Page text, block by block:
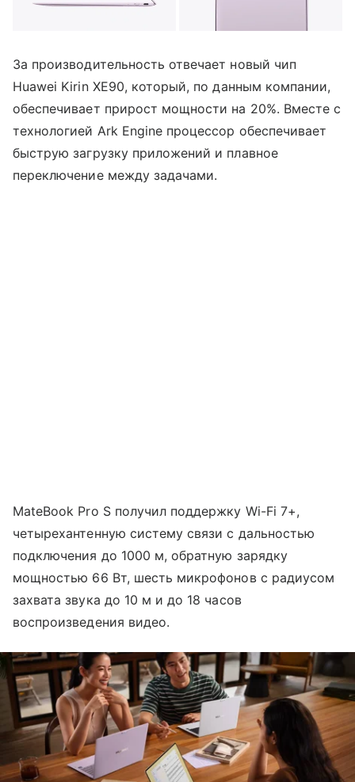
За производительность отвечает новый чип
Huawei Kirin XE90, который, по данным компании,
обеспечивает прирост мощности на 20%. Вместе с
технологией Ark Engine процессор обеспечивает
быструю загрузку приложений и плавное
переключение между задачами.
MateBook Pro S получил поддержку Wi-Fi 7+,
четырехантенную систему связи с дальностью
подключения до 1000 м, обратную зарядку
мощностью 66 Вт, шесть микрофонов с радиусом
захвата звука до 10 м и до 18 часов
воспроизведения видео.